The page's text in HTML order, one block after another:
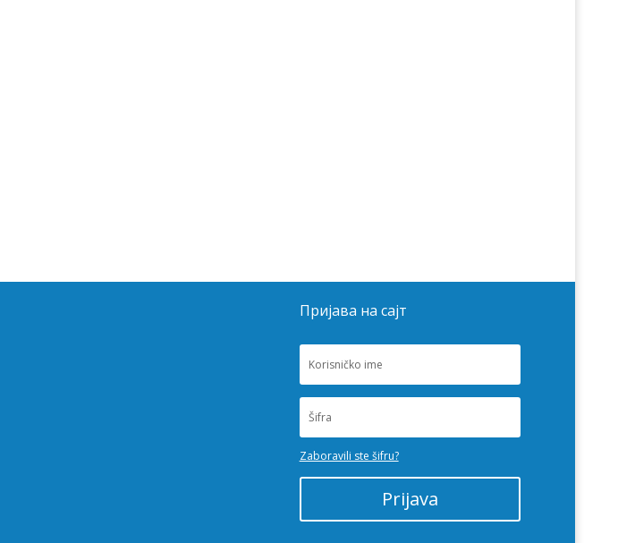
Пријава на сајт
Zaboravili ste šifru?
Prijava